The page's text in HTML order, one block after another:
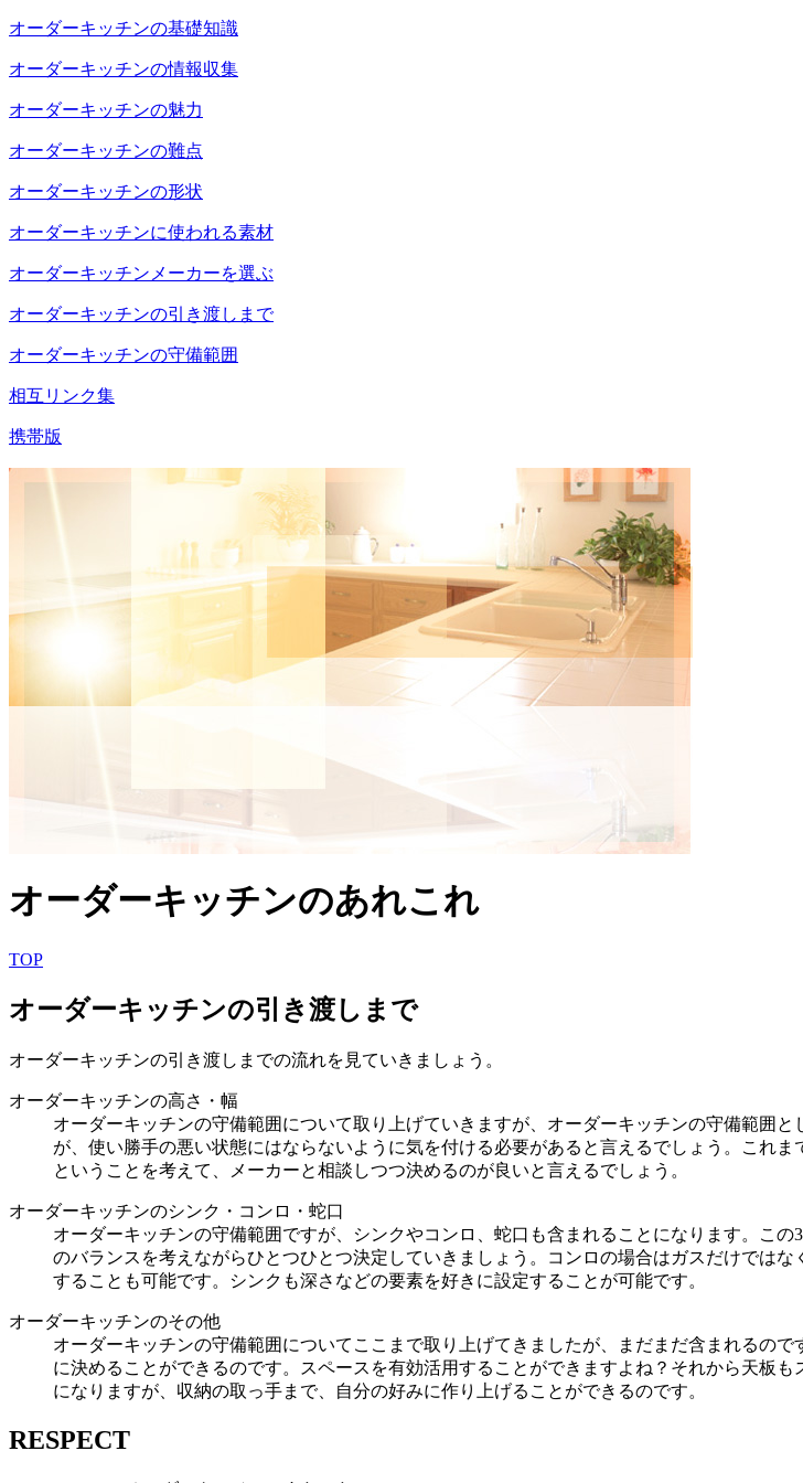
オーダーキッチンの基礎知識
オーダーキッチンの情報収集
オーダーキッチンの魅力
オーダーキッチンの難点
オーダーキッチンの形状
オーダーキッチンに使われる素材
オーダーキッチンメーカーを選ぶ
オーダーキッチンの引き渡しまで
オーダーキッチンの守備範囲
相互リンク集
携帯版
オーダーキッチンのあれこれ
TOP
オーダーキッチンの引き渡しまで
オーダーキッチンの引き渡しまでの流れを見ていきましょう。
オーダーキッチンの高さ・幅
オーダーキッチンの守備範囲について取り上げていきますが、オーダーキッチンの守備範囲
が、使い勝手の悪い状態にはならないように気を付ける必要があると言えるでしょう。これ
ということを考えて、メーカーと相談しつつ決めるのが良いと言えるでしょう。
オーダーキッチンのシンク・コンロ・蛇口
オーダーキッチンの守備範囲ですが、シンクやコンロ、蛇口も含まれることになります。こ
のバランスを考えながらひとつひとつ決定していきましょう。コンロの場合はガスだけでは
することも可能です。シンクも深さなどの要素を好きに設定することが可能です。
オーダーキッチンのその他
オーダーキッチンの守備範囲についてここまで取り上げてきましたが、まだまだ含まれるの
に決めることができるのです。スペースを有効活用することができますよね？それから天板
になりますが、収納の取っ手まで、自分の好みに作り上げることができるのです。
RESPECT